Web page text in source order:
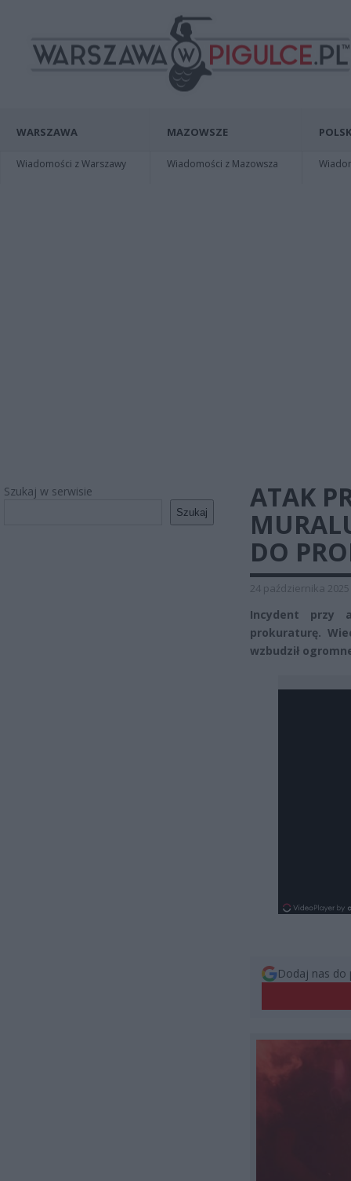
WARSZAWA
Wiadomości z Warszawy
MAZOWSZE
Wiadomości z Mazowsza
Szukaj w serwisie
Szukaj
ATAK
DO
24 października 2025
Incydent przy
prokuraturę.
wzbudził
Dodaj nas do